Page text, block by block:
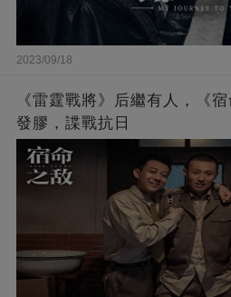
2023/09/18
《雷霆戰將》后繼有人，《
發膠，諜戰抗日